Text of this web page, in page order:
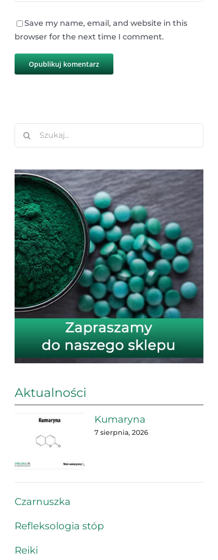
Save my name, email, and website in this
browser for the next time I comment.
Aktualności
Kumaryna
7 sierpnia, 2026
Czarnuszka
Refleksologia stóp
Reiki